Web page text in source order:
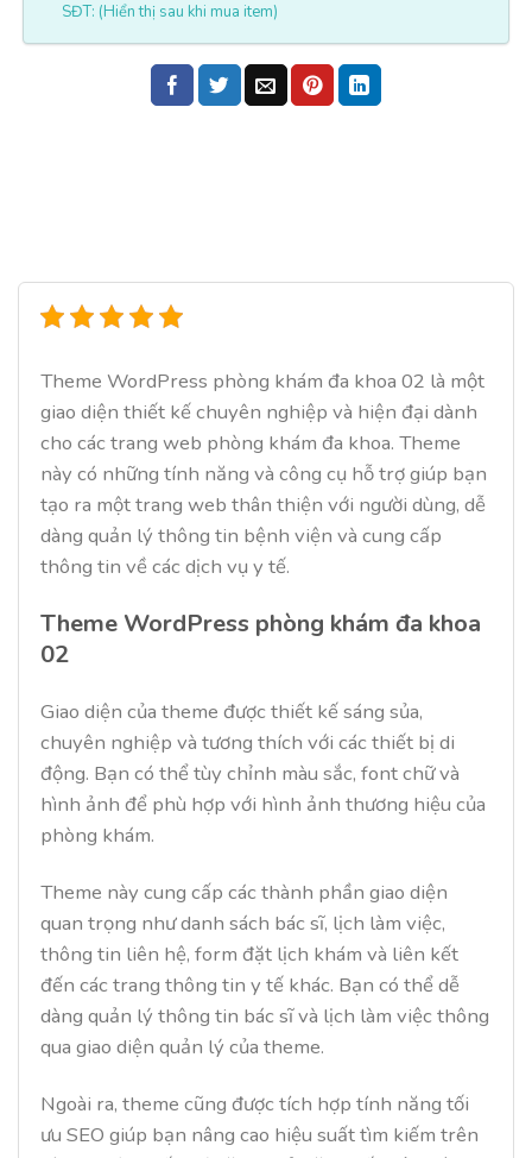
SĐT: (Hiển thị sau khi mua item)
Theme WordPress phòng khám đa khoa 02 là một
giao diện thiết kế chuyên nghiệp và hiện đại dành
cho các trang web phòng khám đa khoa. Theme
này có những tính năng và công cụ hỗ trợ giúp bạn
tạo ra một trang web thân thiện với người dùng, dễ
dàng quản lý thông tin bệnh viện và cung cấp
thông tin về các dịch vụ y tế.
Theme WordPress phòng khám đa khoa
02
Giao diện của theme được thiết kế sáng sủa,
chuyên nghiệp và tương thích với các thiết bị di
động. Bạn có thể tùy chỉnh màu sắc, font chữ và
hình ảnh để phù hợp với hình ảnh thương hiệu của
phòng khám.
Theme này cung cấp các thành phần giao diện
quan trọng như danh sách bác sĩ, lịch làm việc,
thông tin liên hệ, form đặt lịch khám và liên kết
đến các trang thông tin y tế khác. Bạn có thể dễ
dàng quản lý thông tin bác sĩ và lịch làm việc thông
qua giao diện quản lý của theme.
Ngoài ra, theme cũng được tích hợp tính năng tối
ưu SEO giúp bạn nâng cao hiệu suất tìm kiếm trên